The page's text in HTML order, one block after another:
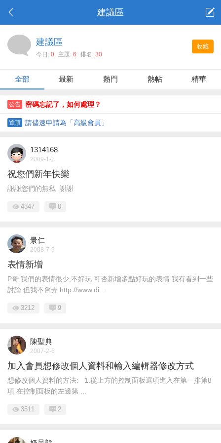
建議區
收藏
建議區
今日: 0 主題: 6 排名: 30
全部 最新 熱門 熱帖 精華
公告 密碼忘記了，如何處理？
置頂 請儘速申請為「高級會員」
1314168
2009-1-2
祝您們新年快樂
謝謝您們的無私 謝謝
4347 0
景仁
2008-7-9
表情新增
P哥:我們的表情很少,不好玩 可否新增多點好玩的表情 我有看到一些
討論 但我不會弄 http://www.di ...
3212 9
陳聖典
2007-2-6
加入會員想修改個人資料和輸入編輯器修改方式
想修改個人資料的方法: 1.從上方的控制面板選項進入在第一排第8
項 在控制面板的左邊第 ...
3511 2